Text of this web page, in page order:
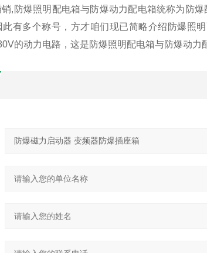
,防爆照明配电箱与防爆动力配电箱统称为防
此有多个称号，方才咱们现已简略介绍防爆照
的动力电路，这是防爆照明配电箱与防爆动力